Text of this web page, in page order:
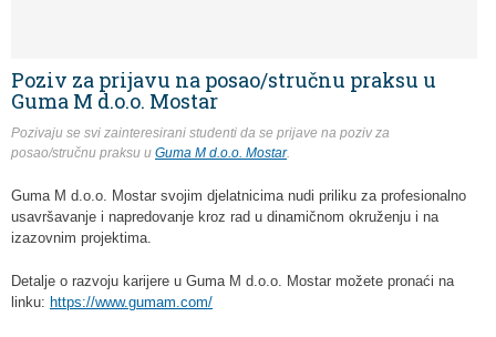
Poziv za prijavu na posao/stručnu praksu u
Guma M d.o.o. Mostar
Pozivaju se svi zainteresirani studenti da se prijave na poziv za
posao/stručnu praksu u Guma M d.o.o. Mostar.
Guma M d.o.o. Mostar svojim djelatnicima nudi priliku za profesionalno
usavršavanje i napredovanje kroz rad u dinamičnom okruženju i na
izazovnim projektima.
Detalje o razvoju karijere u Guma M d.o.o. Mostar možete pronaći na
linku: https://www.gumam.com/